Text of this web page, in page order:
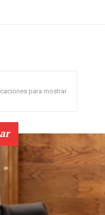
para mostrar